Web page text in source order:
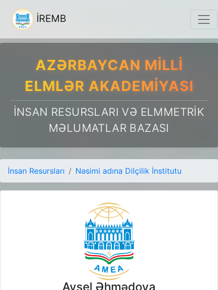
İREMB
AZƏRBAYCAN MILLI
ELMLƏR AKADEMIYASI
İNSAN RESURSLARI VƏ ELMMETRIK
MƏLUMATLAR BAZASI
İnsan Resursları Nəsimi adına Dilçilik İnstitutu
Aysel Əhmədova